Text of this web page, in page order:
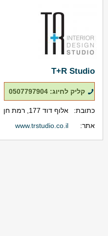
T+R Studio
קליק לחיוג: 0507797904
כתובת:
אלוף דוד 177, רמת חן
אתר:
www.trstudio.co.il